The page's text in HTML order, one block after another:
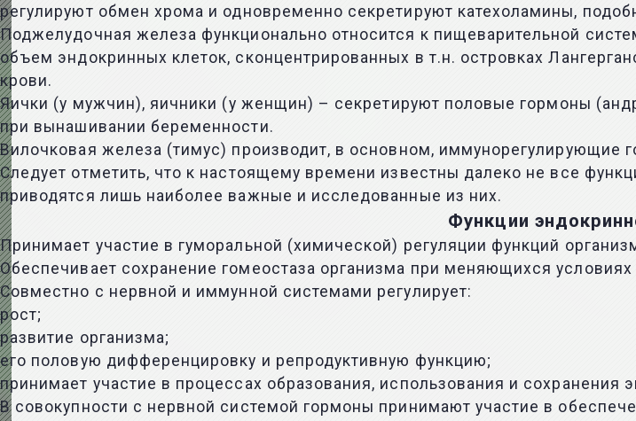
регулируют обмен хрома и одновременно секретируют катехоламины,
Поджелудочная железа функционально относится к пищеварительной
объем эндокринных клеток, сконцентрированных в т.н. островках
крови.
Яички (у мужчин), яичники (у женщин) – секретируют половые гормоны
при вынашивании беременности.
Вилочковая железа (тимус) производит, в основном, иммунорегулирующие
Следует отметить, что к настоящему времени известны далеко не все
приводятся лишь наиболее важные и исследованные из них.
Функции
Принимает участие в гуморальной (химической) регуляции функций
Обеспечивает сохранение гомеостаза организма при меняющихся
Совместно с нервной и иммунной системами регулирует:
рост;
развитие организма;
его половую дифференцировку и репродуктивную функцию;
принимает участие в процессах образования, использования и сохранения
В совокупности с нервной системой гормоны принимают участие в